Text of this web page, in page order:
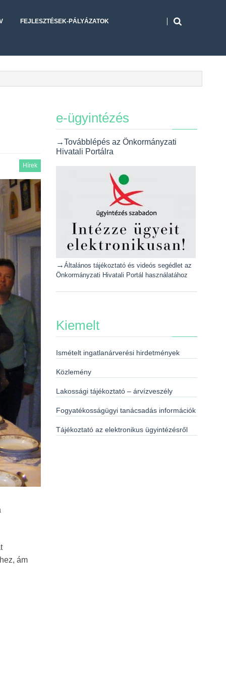
FEJLESZTÉSEK-PÁLYÁZATOK
Hírek
ám
e-ügyintézés
→Továbblépés az Önkormányzati
Hivatali Portálra
→ Általános tájékoztató és videós segédlet az
Önkormányzati Hivatali Portál használatához
Kiemelt
Ismételt ingatlanárverési hirdetmények
Közlemény
Lakossági tájékoztató – árvízveszély
Fogyatékosságügyi tanácsadás információk
Tájékoztató az elektronikus ügyintézésről